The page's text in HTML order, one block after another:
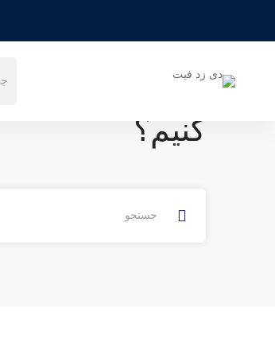
چگونه ممکن
کنیم؟